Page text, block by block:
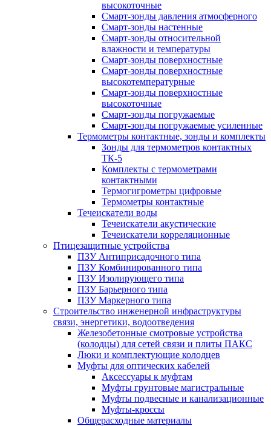
высокоточные
Смарт-зонды давления атмосферного
Смарт-зонды настенные
Смарт-зонды относительной
влажности и температуры
Смарт-зонды поверхностные
Смарт-зонды поверхностные
высокотемпературные
Смарт-зонды поверхностные
высокоточные
Смарт-зонды погружаемые
Смарт-зонды погружаемые усиленные
Термометры контактные, зонды и комплекты
Зонды для термометров контактных
ТК-5
Комплекты с термометрами
контактными
Термогигрометры цифровые
Термометры контактные
Течеискатели воды
Течеискатели акустические
Течеискатели корреляционные
Птицезащитные устройства
ПЗУ Антиприсадочного типа
ПЗУ Комбинированного типа
ПЗУ Изолирующего типа
ПЗУ Барьерного типа
ПЗУ Маркерного типа
Строительство инженерной инфраструктуры
связи, энергетики, водоотведения
Железобетонные смотровые устройства
(колодцы) для сетей связи и плиты ПАКС
Люки и комплектующие колодцев
Муфты для оптических кабелей
Аксессуары к муфтам
Муфты грунтовые магистральные
Муфты подвесные и канализационные
Муфты-кроссы
Общерасходные материалы